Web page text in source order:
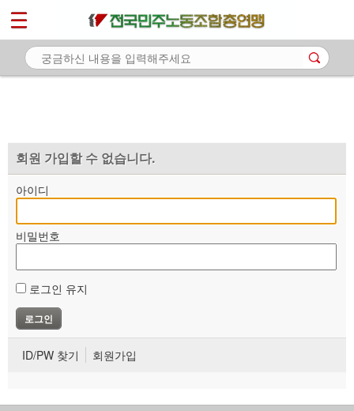
회원 가입할 수 없습니다.
아이디
비밀번호
로그인 유지
ID/PW 찾기 회원가입
마이페이지
소개
자료
부설기관